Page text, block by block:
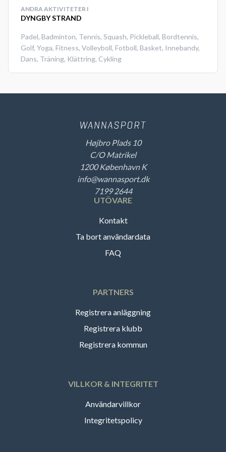
ANDRA AKTIVITETER I
DYNGBY STRAND
Padel, Badminton, Tennis, Squash, Pickleball, Bordtennis,
Golf, Yoga, Fitness, Volleyboll, Fotboll, Basket, Innebandy,
Dans, Träning, Klättring, Cykling
Højbro Plads 10
C/O Matrikel
1200 København K
info@wannasport.dk
7199 2644
UTÖVARE
Kontakt
Ta bort användardata
FAQ
PARTNERS
Registrera anläggning
Registrera klubb
Registrera kommun
VILLKOR & INTEGRITET
Användarvillkor
Integritetspolicy